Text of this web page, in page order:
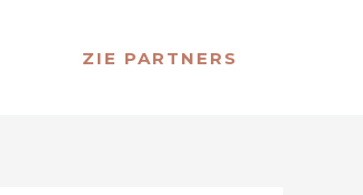
ZIE PARTNERS